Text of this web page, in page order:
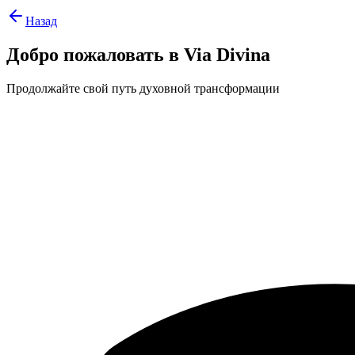
Назад
Добро пожаловать в Via Divina
Продолжайте свой путь духовной трансформации